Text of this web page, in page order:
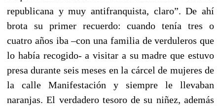
republicana y muy antifranquista, claro”. De ahí
brota su primer recuerdo: cuando tenía tres o
cuatro años iba –con una familia de verduleros que
lo había recogido- a visitar a su madre que estuvo
presa durante seis meses en la cárcel de mujeres de
la calle Manifestación y siempre le llevaban
naranjas. El verdadero tesoro de su niñez, además